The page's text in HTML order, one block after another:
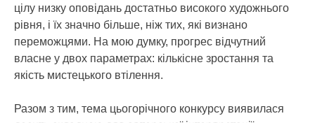
цілу низку оповідань достатньо високого художнього
рівня, і їх значно більше, ніж тих, які визнано
переможцями. На мою думку, прогрес відчутний
власне у двох параметрах: кількісне зростання та
якість мистецького втілення.
Разом з тим, тема цьогорічного конкурсу виявилася